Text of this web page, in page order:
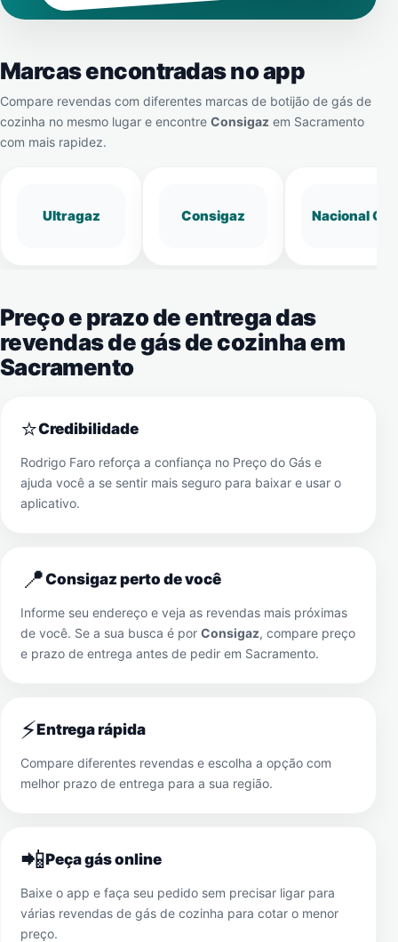
Marcas encontradas no app
Compare revendas com diferentes marcas de botijão de gás de
cozinha no mesmo lugar e encontre Consigaz em Sacramento
com mais rapidez.
Ultragaz Consigaz Nacional Gás
Preço e prazo de entrega das
revendas de gás de cozinha em
Sacramento
⭐Credibilidade
Rodrigo Faro reforça a confiança no Preço do Gás e
ajuda você a se sentir mais seguro para baixar e usar o
aplicativo.
📍Consigaz perto de você
Informe seu endereço e veja as revendas mais próximas
de você. Se a sua busca é por Consigaz, compare preço
e prazo de entrega antes de pedir em Sacramento.
⚡Entrega rápida
Compare diferentes revendas e escolha a opção com
melhor prazo de entrega para a sua região.
📲Peça gás online
Baixe o app e faça seu pedido sem precisar ligar para
várias revendas de gás de cozinha para cotar o menor
preço.